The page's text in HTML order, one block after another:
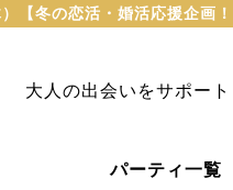
【冬の恋活・婚活応援企画
大人の出会いをサポー
パーティ一覧